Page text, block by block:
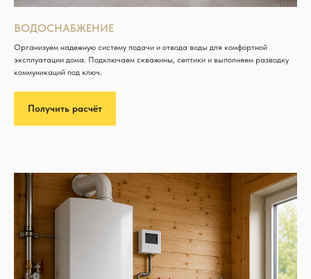
ВОДОСНАБЖЕНИЕ
Организуем надежную систему подачи и отвода воды для комфортной
эксплуатации дома. Подключаем скважины, септики и выполняем разводку
коммуникаций под ключ.
Получить расчёт